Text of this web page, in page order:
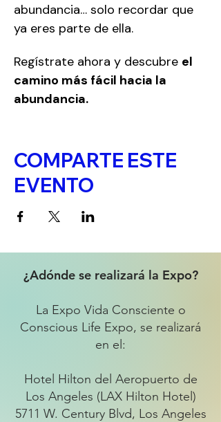
abundancia… solo recordar que
ya eres parte de ella.
Regístrate ahora y descubre el
camino más fácil hacia la
abundancia.
COMPARTE ESTE
EVENTO
¿Adónde se realizará la Expo?
La Expo Vida Consciente o
Conscious Life Expo, se realizará
en el:
Hotel Hilton del Aeropuerto de
Los Angeles (LAX Hilton Hotel)
5711 W. Century Blvd, Los Angeles